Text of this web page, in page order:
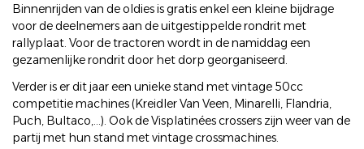
Binnenrijden van de oldies is gratis enkel een kleine bijdrage
voor de deelnemers aan de uitgestippelde rondrit met
rallyplaat. Voor de tractoren wordt in de namiddag een
gezamenlijke rondrit door het dorp georganiseerd.
Verder is er dit jaar een unieke stand met vintage 50cc
competitie machines (Kreidler Van Veen, Minarelli, Flandria,
Puch, Bultaco,...). Ook de Visplatinées crossers zijn weer van de
partij met hun stand met vintage crossmachines.